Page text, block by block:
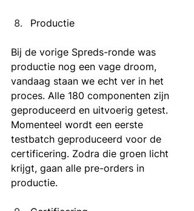
Productie
Bij de vorige Spreds-ronde was
productie nog een vage droom,
vandaag staan we echt ver in het
proces. Alle 180 componenten zijn
geproduceerd en uitvoerig getest.
Momenteel wordt een eerste
testbatch geproduceerd voor de
certificering. Zodra die groen licht
krijgt, gaan alle pre-orders in
productie.